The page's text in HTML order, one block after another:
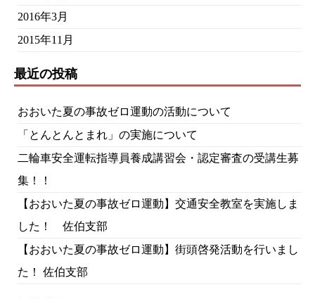
2016年3月
2015年11月
最近の投稿
おおいた夏の事故ゼロ運動の活動について
「とんとんとまれ」の実施について
二輪車安全運転指導員養成講習会・認定審査の受講生募
集！！
【おおいた夏の事故ゼロ運動】交通安全教室を実施しま
した！ 佐伯支部
【おおいた夏の事故ゼロ運動】街頭啓発活動を行いまし
た！ 佐伯支部